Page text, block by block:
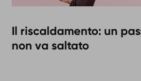
Il riscaldamento: un
non va saltato